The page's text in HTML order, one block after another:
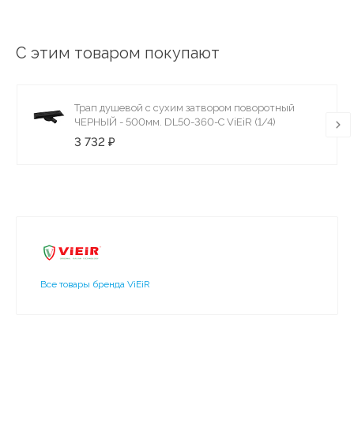
С этим товаром покупают
Трап душевой с сухим затвором поворотный
ЧЕРНЫЙ - 500мм. DL50-360-С ViEiR (1/4)
3 732 ₽
Все товары бренда ViEiR